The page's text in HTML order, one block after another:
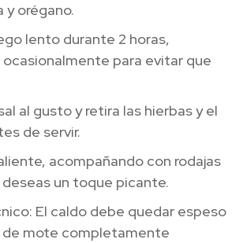
y orégano.
lento durante 2 horas,
para evitar que
al gusto y retira las hierbas y el
de servir.
acompañando con rodajas
un toque picante.
El caldo debe quedar espeso
de mote completamente